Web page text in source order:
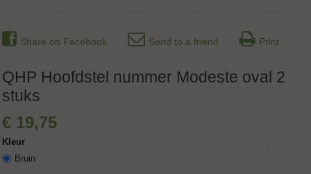
Share on Facebook Send to a friend Print
QHP Hoofdstel nummer Modeste oval 2
stuks
€ 19,75
Kleur
Bruin